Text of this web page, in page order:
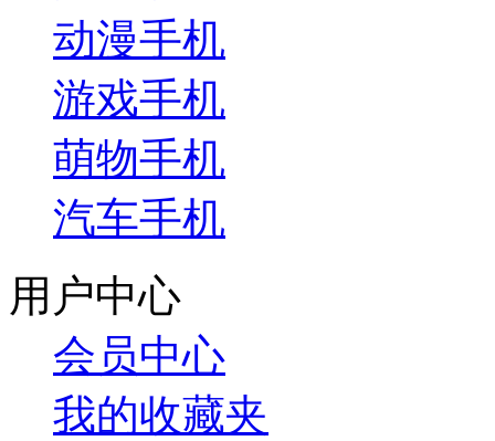
动漫手机
游戏手机
萌物手机
汽车手机
用户中心
会员中心
我的收藏夹